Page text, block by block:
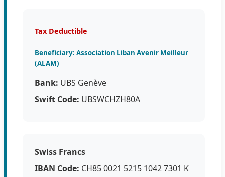
Tax Deductible
Beneficiary: Association Liban Avenir Meilleur
(ALAM)
Bank: UBS Genève
Swift Code: UBSWCHZH80A
Swiss Francs
IBAN Code: CH85 0021 5215 1042 7301 K